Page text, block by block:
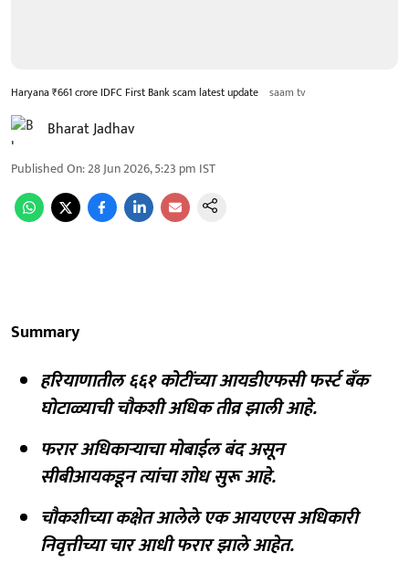
Haryana ₹661 crore IDFC First Bank scam latest update saam tv
Bharat Jadhav
Published On:28 Jun 2026, 5:23 pm IST
Summary
हरियाणातील ६६१ कोटींच्या आयडीएफसी फर्स्ट बँक
घोटाळ्याची चौकशी अधिक तीव्र झाली आहे.
फरार अधिकाऱ्याचा मोबाईल बंद असून
सीबीआयकडून त्यांचा शोध सुरू आहे.
चौकशीच्या कक्षेत आलेले एक आयएएस अधिकारी
निवृत्तीच्या चार आधी फरार झाले आहेत.